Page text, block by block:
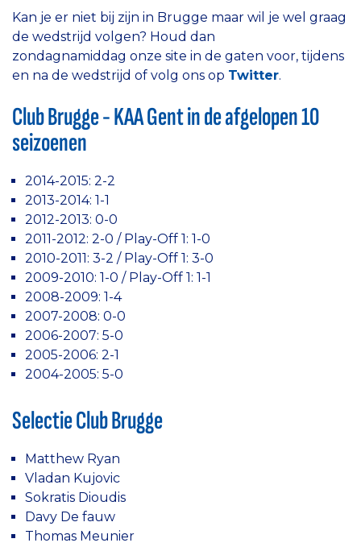
Kan je er niet bij zijn in Brugge maar wil je wel graag
de wedstrijd volgen? Houd dan
zondagnamiddag onze site in de gaten voor, tijdens
en na de wedstrijd of volg ons op Twitter.
Club Brugge - KAA Gent in de afgelopen 10
seizoenen
2014-2015: 2-2
2013-2014: 1-1
2012-2013: 0-0
2011-2012: 2-0 / Play-Off 1: 1-0
2010-2011: 3-2 / Play-Off 1: 3-0
2009-2010: 1-0 / Play-Off 1: 1-1
2008-2009: 1-4
2007-2008: 0-0
2006-2007: 5-0
2005-2006: 2-1
2004-2005: 5-0
Selectie Club Brugge
Matthew Ryan
Vladan Kujovic
Sokratis Dioudis
Davy De fauw
Thomas Meunier